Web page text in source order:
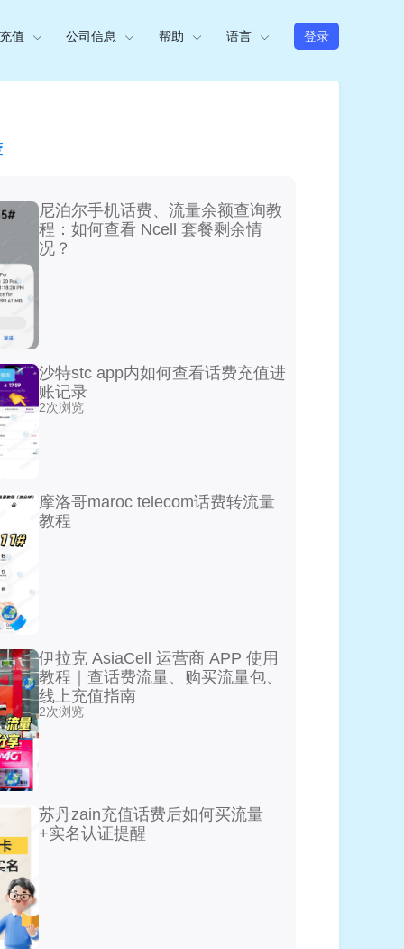
值 公司信息 帮助 语言 登录
尼泊尔手机话费、流量余额查询教
程：如何查看 Ncell 套餐剩余情
况？
沙特stc app内如何查看话费充值进
账记录
2次浏览
摩洛哥maroc telecom话费转流量
教程
伊拉克 AsiaCell 运营商 APP 使用
教程｜查话费流量、购买流量包、
线上充值指南
2次浏览
苏丹zain充值话费后如何买流量
+实名认证提醒